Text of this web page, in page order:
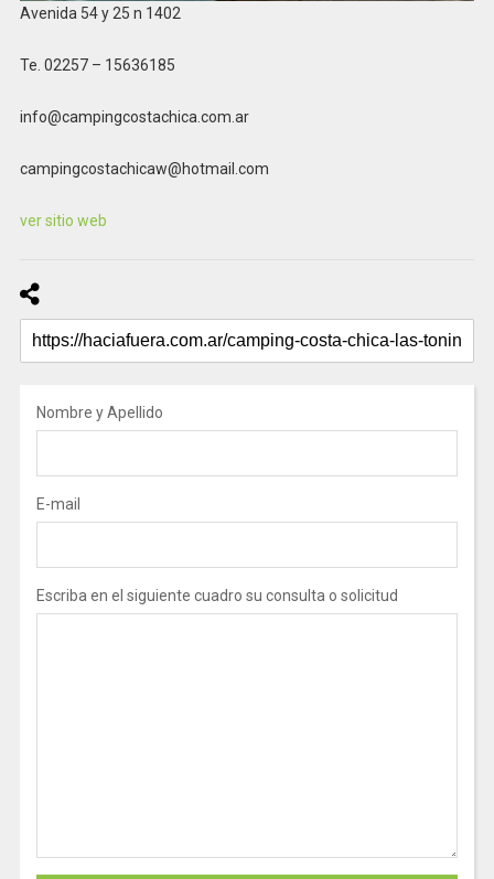
Avenida 54 y 25 n 1402
Te. 02257 – 15636185
info@campingcostachica.com.ar
campingcostachicaw@hotmail.com
ver sitio web
Nombre y Apellido
E-mail
Escriba en el siguiente cuadro su consulta o solicitud